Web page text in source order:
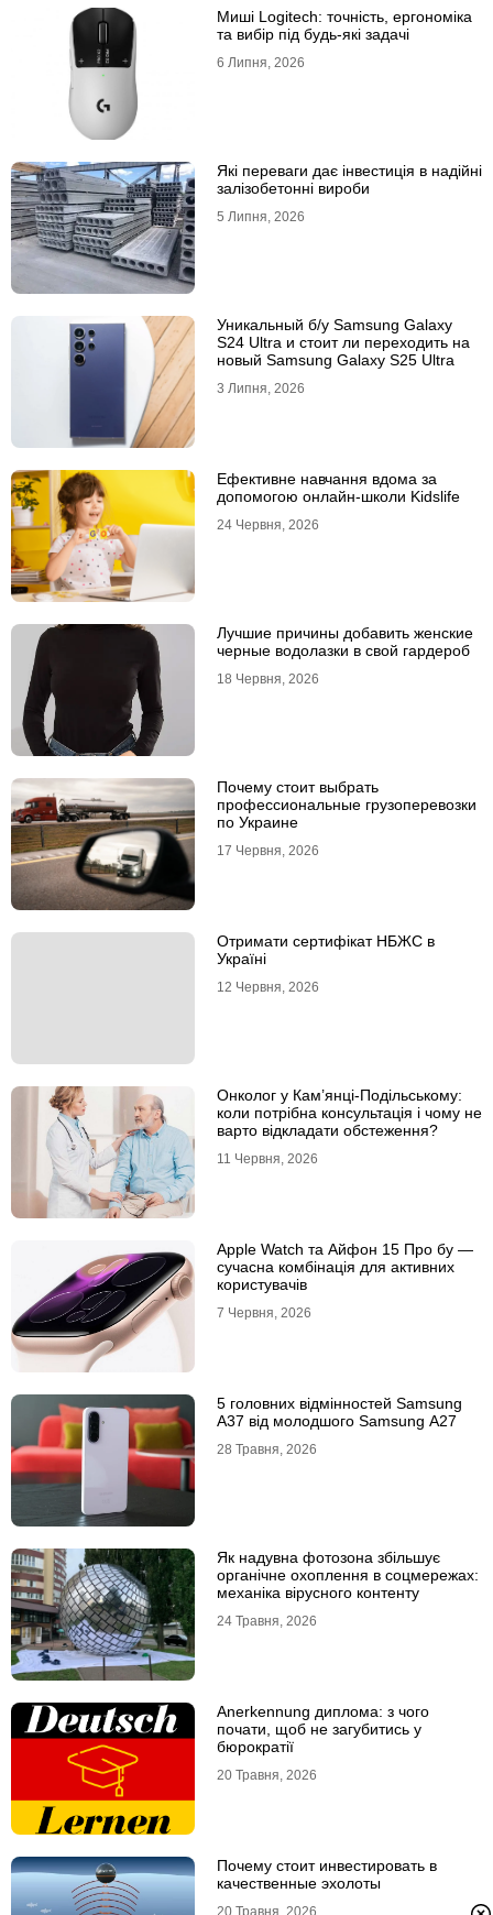
Миші Logitech: точність, ергономіка
та вибір під будь-які задачі
6 Липня, 2026
Які переваги дає інвестиція в надійні
залізобетонні вироби
5 Липня, 2026
Уникальный б/у Samsung Galaxy
S24 Ultra и стоит ли переходить на
новый Samsung Galaxy S25 Ultra
3 Липня, 2026
Ефективне навчання вдома за
допомогою онлайн-школи Kidslife
24 Червня, 2026
Лучшие причины добавить женские
черные водолазки в свой гардероб
18 Червня, 2026
Почему стоит выбрать
профессиональные грузоперевозки
по Украине
17 Червня, 2026
Отримати сертифікат НБЖС в
Україні
12 Червня, 2026
Онколог у Кам’янці-Подільському:
коли потрібна консультація і чому не
варто відкладати обстеження?
11 Червня, 2026
Apple Watch та Айфон 15 Про бу —
сучасна комбінація для активних
користувачів
7 Червня, 2026
5 головних відмінностей Samsung
A37 від молодшого Samsung A27
28 Травня, 2026
Як надувна фотозона збільшує
органічне охоплення в соцмережах:
механіка вірусного контенту
24 Травня, 2026
Anerkennung диплома: з чого
почати, щоб не загубитись у
бюрократії
20 Травня, 2026
Почему стоит инвестировать в
качественные эхолоты
20 Травня, 2026